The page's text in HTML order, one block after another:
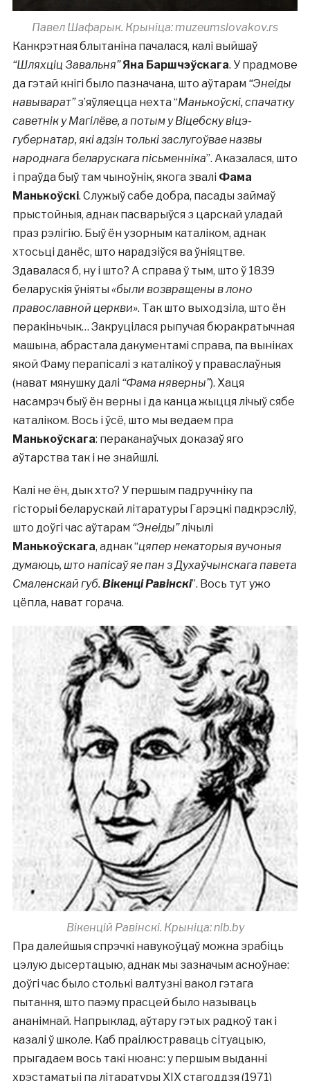
Павел Шафарык. Крыніца: muzeumslovakov.rs
Канкрэтная блытаніна пачалася, калі выйшаў
“Шляхціц Завальня”Яна Баршчэўскага. У прадмове
да гэтай кнігі было пазначана, што аўтарам “Энеіды
навыварат”з’яўляецца нехта “Манькоўскі, спачатку
саветнік у Магілёве, а потым у Віцебску віцэ-
губернатар, які адзін толькі заслугоўвае назвы
народнага беларускага пісьменніка”. Аказалася, што
і праўда быў там чыноўнік, якога звалі Фама
Манькоўскі. Служыў сабе добра, пасады займаў
прыстойныя, аднак пасварыўся з царскай уладай
праз рэлігію. Быў ён узорным каталіком, аднак
хтосьці данёс, што нарадзіўся ва ўніяцтве.
Здавалася б, ну і што? А справа ў тым, што ў 1839
беларускія ўніяты «были возвращены в лоно
православной церкви». Так што выходзіла, што ён
перакіньчык… Закруцілася рыпучая бюракратычная
машына, абрастала дакументамі справа, па выніках
якой Фаму перапісалі з каталікоў у праваслаўныя
(нават мянушку далі “Фама няверны”). Хаця
насамрэч быў ён верны і да канца жыцця лічыў сябе
каталіком. Вось і ўсё, што мы ведаем пра
Манькоўскага: пераканаўчых доказаў яго
аўтарства так і не знайшлі.
Калі не ён, дык хто? У першым падручніку па
гісторыі беларускай літаратуры Гарэцкі падкрэсліў,
што доўгі час аўтарам “Энеіды”лічылі
Манькоўскага, аднак “цяпер некаторыя вучоныя
думаюць, што напісаў яе пан з Духаўчынскага павета
Смаленскай губ. Вікенці Равінскі”. Вось тут ужо
цёпла, нават горача.
Вікенцій Равінскі. Крыніца: nlb.by
Пра далейшыя спрэчкі навукоўцаў можна зрабіць
цэлую дысертацыю, аднак мы зазначым асноўнае:
доўгі час было столькі валтузні вакол гэтага
пытання, што паэму прасцей было называць
ананімнай. Напрыклад, аўтару гэтых радкоў так і
казалі ў школе. Каб праілюстраваць сітуацыю,
прыгадаем вось такі нюанс: у першым выданні
хрэстаматыі па літаратуры ХІХ стагоддзя (1971)